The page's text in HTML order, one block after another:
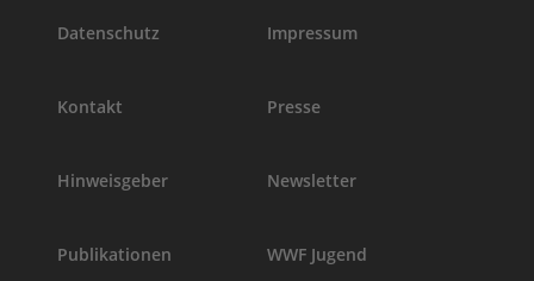
Datenschutz Impressum
Kontakt Presse
Hinweisgeber Newsletter
Publikationen WWF Jugend